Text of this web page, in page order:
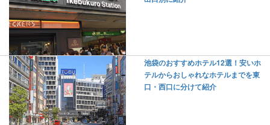
池袋のおすすめホテル12選！安いホ
テルからおしゃれなホテルまでを東
口・西口に分けて紹介